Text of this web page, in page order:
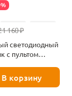
160 ₽
светодиодный
с пультом
В корзину